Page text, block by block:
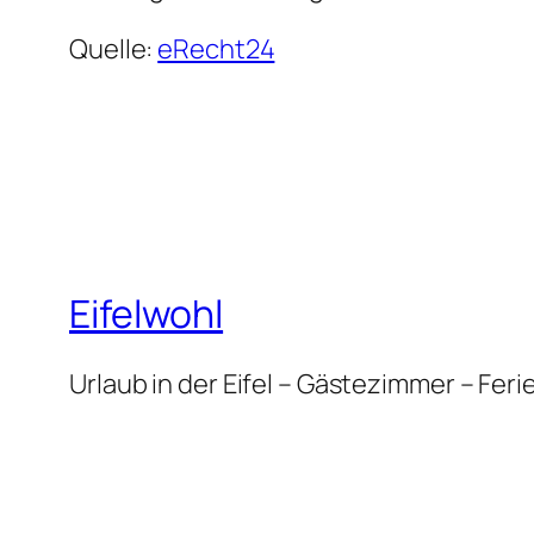
Quelle: eRecht24
Eifelwohl
Urlaub in der Eifel – Gästezimmer –